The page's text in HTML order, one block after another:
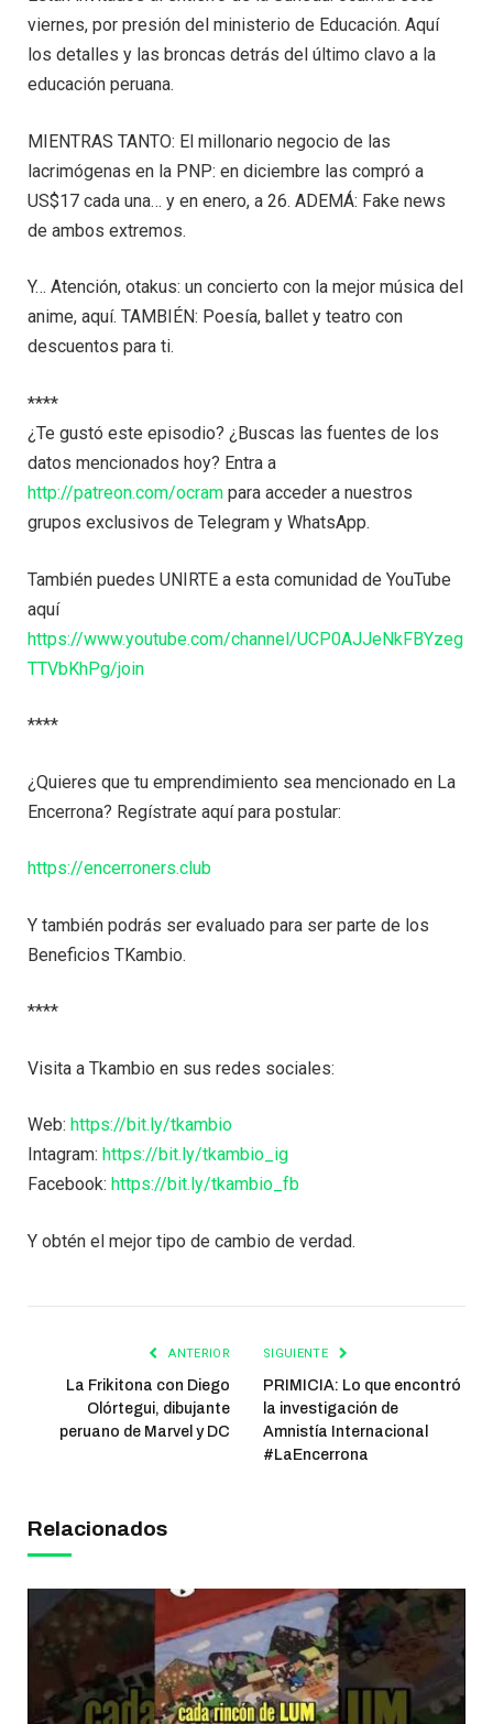
viernes, por presión del ministerio de Educación. Aquí
los detalles y las broncas detrás del último clavo a la
educación peruana.
MIENTRAS TANTO: El millonario negocio de las
lacrimógenas en la PNP: en diciembre las compró a
US$17 cada una… y en enero, a 26. ADEMÁ: Fake news
de ambos extremos.
Y… Atención, otakus: un concierto con la mejor música del
anime, aquí. TAMBIÉN: Poesía, ballet y teatro con
descuentos para ti.
****
¿Te gustó este episodio? ¿Buscas las fuentes de los
datos mencionados hoy? Entra a
http://patreon.com/ocram para acceder a nuestros
grupos exclusivos de Telegram y WhatsApp.
También puedes UNIRTE a esta comunidad de YouTube
aquí
https://www.youtube.com/channel/UCP0AJJeNkFBYzeg
TTVbKhPg/join
****
¿Quieres que tu emprendimiento sea mencionado en La
Encerrona? Regístrate aquí para postular:
https://encerroners.club
Y también podrás ser evaluado para ser parte de los
Beneficios TKambio.
****
Visita a Tkambio en sus redes sociales:
Web: https://bit.ly/tkambio
Intagram: https://bit.ly/tkambio_ig
Facebook: https://bit.ly/tkambio_fb
Y obtén el mejor tipo de cambio de verdad.
ANTERIOR
La Frikitona con Diego
Olórtegui, dibujante
peruano de Marvel y DC
SIGUIENTE
PRIMICIA: Lo que encontró
la investigación de
Amnistía Internacional
#LaEncerrona
Relacionados